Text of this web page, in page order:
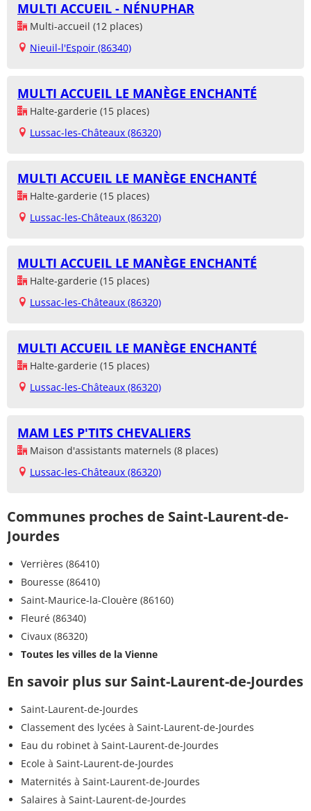
MULTI ACCUEIL - NÉNUPHAR
Multi-accueil (12 places)
Nieuil-l'Espoir (86340)
MULTI ACCUEIL LE MANÈGE ENCHANTÉ
Halte-garderie (15 places)
Lussac-les-Châteaux (86320)
MULTI ACCUEIL LE MANÈGE ENCHANTÉ
Halte-garderie (15 places)
Lussac-les-Châteaux (86320)
MULTI ACCUEIL LE MANÈGE ENCHANTÉ
Halte-garderie (15 places)
Lussac-les-Châteaux (86320)
MULTI ACCUEIL LE MANÈGE ENCHANTÉ
Halte-garderie (15 places)
Lussac-les-Châteaux (86320)
MAM LES P'TITS CHEVALIERS
Maison d'assistants maternels (8 places)
Lussac-les-Châteaux (86320)
Communes proches de Saint-Laurent-de-
Jourdes
Verrières (86410)
Bouresse (86410)
Saint-Maurice-la-Clouère (86160)
Fleuré (86340)
Civaux (86320)
Toutes les villes de la Vienne
En savoir plus sur Saint-Laurent-de-Jourdes
Saint-Laurent-de-Jourdes
Classement des lycées à Saint-Laurent-de-Jourdes
Eau du robinet à Saint-Laurent-de-Jourdes
Ecole à Saint-Laurent-de-Jourdes
Maternités à Saint-Laurent-de-Jourdes
Salaires à Saint-Laurent-de-Jourdes